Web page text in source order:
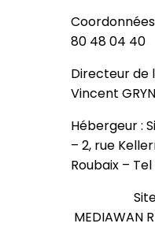
80 48 04 40
Directeur de
Vincent
Hébergeur :
– 2, rue
Roubaix – Tel
Sites
MEDIAWAN